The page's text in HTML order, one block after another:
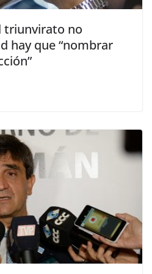
triunvirato no
hay que “nombrar